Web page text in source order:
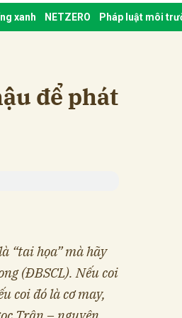
xanh NETZERO Pháp luật môi
để phát
“tai họa” mà hãy
(ĐBSCL). Nếu coi
coi đó là cơ may,